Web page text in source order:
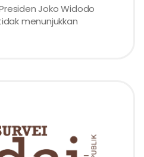
Joko Widodo
menunjukkan